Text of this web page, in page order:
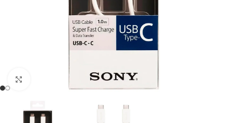
Click to enlarge